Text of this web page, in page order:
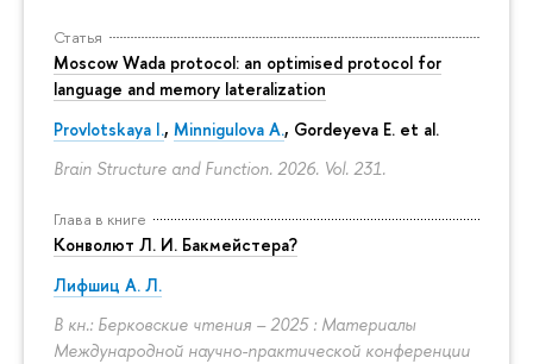
Статья
Moscow Wada protocol: an optimised protocol for
language and memory lateralization
Provlotskaya I., Minnigulova A., Gordeyeva E. et al.
Brain Structure and Function. 2026. Vol. 231.
Глава в книге
Конволют Л. И. Бакмейстера?
Лифшиц А. Л.
В кн.: Берковские чтения – 2025 : Материалы
Международной научно-практической конференции